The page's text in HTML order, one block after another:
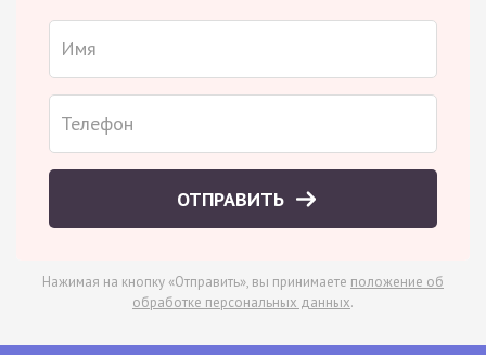
ОТПРАВИТЬ
Нажимая на кнопку «Отправить», вы принимаете положение об
обработке персональных данных.